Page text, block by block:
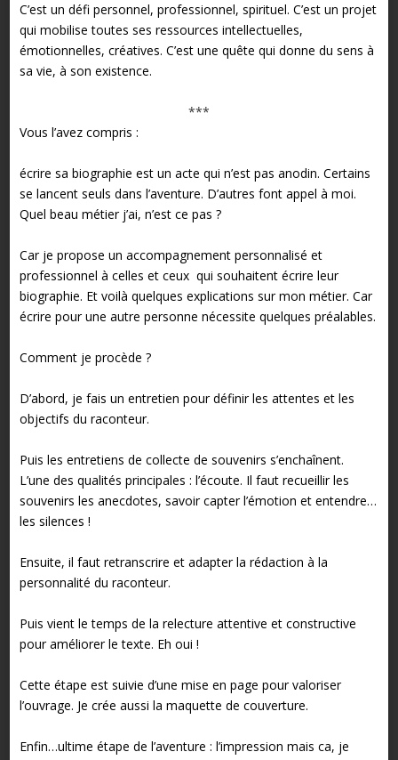
C’est un défi personnel, professionnel, spirituel. C’est un projet
qui mobilise toutes ses ressources intellectuelles,
émotionnelles, créatives. C’est une quête qui donne du sens à
sa vie, à son existence.
***
Vous l’avez compris :
écrire sa biographie est un acte qui n’est pas anodin. Certains
se lancent seuls dans l’aventure. D’autres font appel à moi.
Quel beau métier j’ai, n’est ce pas ?
Car je propose un accompagnement personnalisé et
professionnel à celles et ceux qui souhaitent écrire leur
biographie. Et voilà quelques explications sur mon métier. Car
écrire pour une autre personne nécessite quelques préalables.
Comment je procède ?
D’abord, je fais un entretien pour définir les attentes et les
objectifs du raconteur.
Puis les entretiens de collecte de souvenirs s’enchaînent.
L’une des qualités principales : l’écoute. Il faut recueillir les
souvenirs les anecdotes, savoir capter l’émotion et entendre…
les silences !
Ensuite, il faut retranscrire et adapter la rédaction à la
personnalité du raconteur.
Puis vient le temps de la relecture attentive et constructive
pour améliorer le texte. Eh oui !
Cette étape est suivie d’une mise en page pour valoriser
l’ouvrage. Je crée aussi la maquette de couverture.
Enfin…ultime étape de l’aventure : l’impression mais ca, je